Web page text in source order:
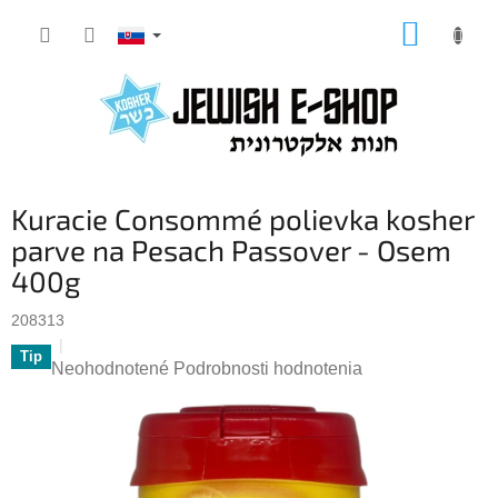
Kuracie Consommé polievka kosher
parve na Pesach Passover - Osem
400g
208313
Tip
Priemerné
Neohodnotené Podrobnosti hodnotenia